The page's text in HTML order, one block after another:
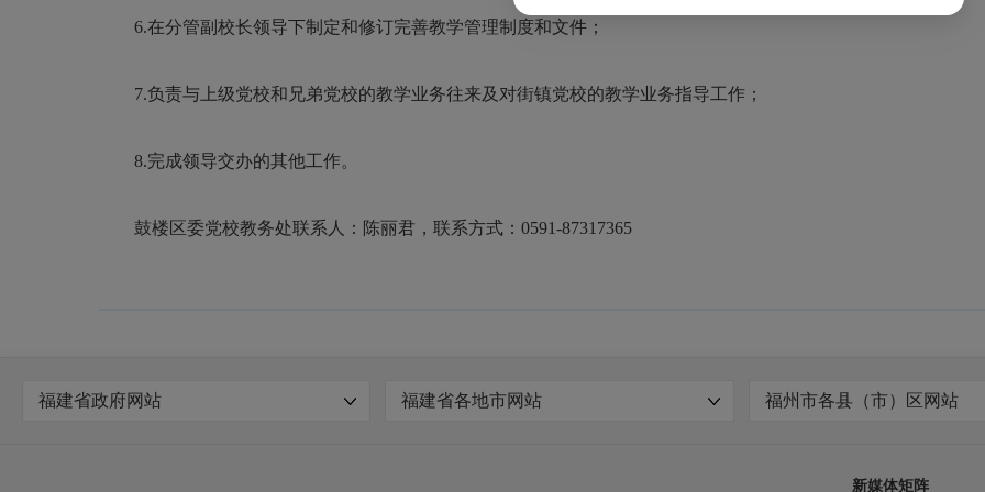
6.在分管副校长领导下制定和修订完善教学管理制度和文件；
7.负责与上级党校和兄弟党校的教学业务往来及对街镇党校的教学业务指导工作；
8.完成领导交办的其他工作。
鼓楼区委党校教务处联系人：陈丽君，联系方式：0591-87317365
福建省政府网站 福建省各地市网站 福州市各县（市）区网站
新媒体矩阵